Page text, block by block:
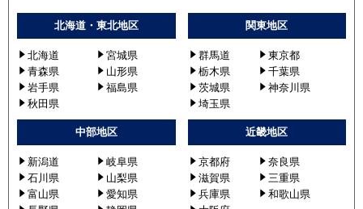
北海道・東北地区
北海道
宮城県
青森県
山形県
岩手県
福島県
秋田県
関東地区
群馬道
東京都
栃木県
千葉県
茨城県
神奈川県
埼玉県
中部地区
新潟道
岐阜県
石川県
山梨県
富山県
愛知県
近畿地区
京都府
奈良県
滋賀県
三重県
兵庫県
和歌山県